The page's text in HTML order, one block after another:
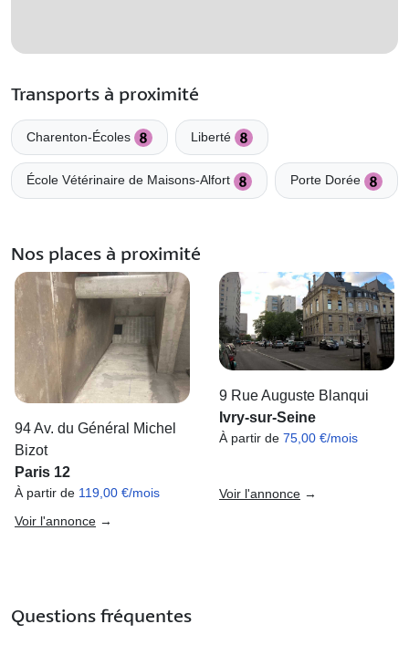
Transports à proximité
Charenton-Écoles Liberté
École Vétérinaire de Maisons-Alfort Porte Dorée
Nos places à proximité
94 Av. du Général Michel
Bizot
Paris 12
À partir de 119,00 €/mois
Voir l'annonce →
9 Rue Auguste Blanqui
Ivry-sur-Seine
À partir de 75,00 €/mois
Voir l'annonce →
Questions fréquentes